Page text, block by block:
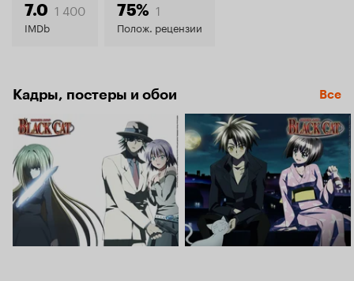
6.8
7.0 1 400
IMDb
75% 1
Полож. рецензии
Кадры, постеры и обои Все